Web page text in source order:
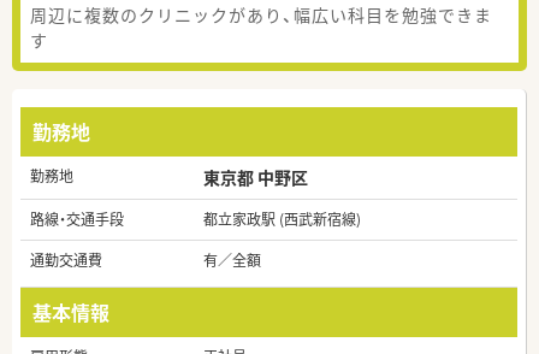
周辺に複数のクリニックがあり、幅広い科目を勉強できま
す
勤務地
勤務地 東京都 中野区
路線・交通手段
都立家政駅 (西武新宿線)
通勤交通費
有／全額
基本情報